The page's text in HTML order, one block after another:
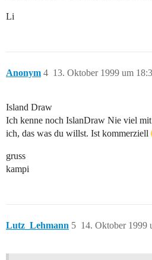
Li
Anonym 13. Oktober 1999 um
4
Island Draw
Ich kenne noch IslanDraw Nie viel
ich, das was du willst. Ist kommerziell
gruss
kampi
Lutz_Lehmann 14. Oktober 1999
5